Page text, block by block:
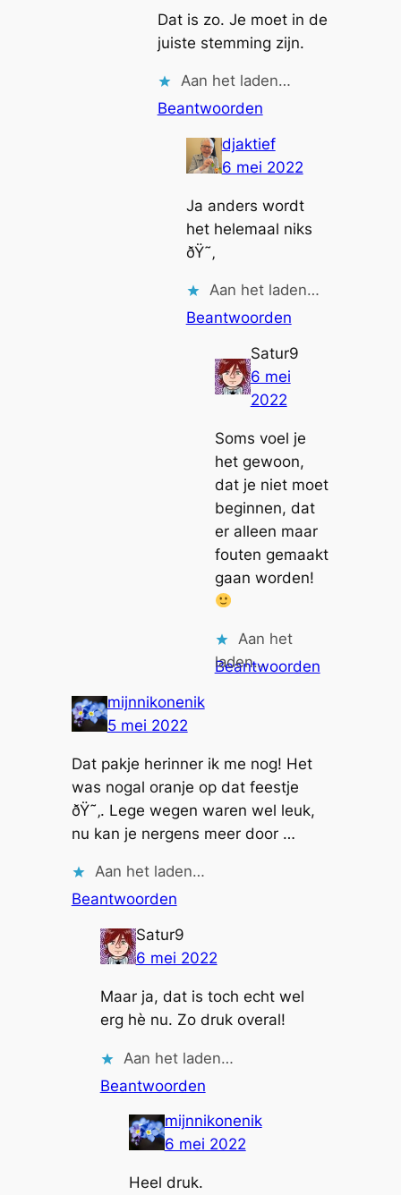
Dat is zo. Je moet in de
juiste stemming zijn.
Aan het laden…
Beantwoorden
djaktief
6 mei 2022
Ja anders wordt
het helemaal niks
ðŸ˜‚
Aan het laden…
Beantwoorden
Satur9
6 mei
2022
Soms voel je
het gewoon,
dat je niet moet
beginnen, dat
er alleen maar
fouten gemaakt
gaan worden!
Aan het
laden…
Beantwoorden
mijnnikonenik
5 mei 2022
Dat pakje herinner ik me nog! Het
was nogal oranje op dat feestje
ðŸ˜‚. Lege wegen waren wel leuk,
nu kan je nergens meer door …
Aan het laden…
Beantwoorden
Satur9
6 mei 2022
Maar ja, dat is toch echt wel
erg hè nu. Zo druk overal!
Aan het laden…
Beantwoorden
mijnnikonenik
6 mei 2022
Heel druk.